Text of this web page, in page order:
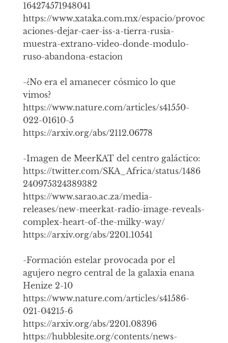
164274571948041
https://www.xataka.com.mx/espacio/provoc
aciones-dejar-caer-iss-a-tierra-rusia-
muestra-extrano-video-donde-modulo-
ruso-abandona-estacion
-¿No era el amanecer cósmico lo que
vimos?
https://www.nature.com/articles/s41550-
022-01610-5
https://arxiv.org/abs/2112.06778
-Imagen de MeerKAT del centro galáctico:
https://twitter.com/SKA_Africa/status/1486
240975324389382
https://www.sarao.ac.za/media-
releases/new-meerkat-radio-image-reveals-
complex-heart-of-the-milky-way/
https://arxiv.org/abs/2201.10541
-Formación estelar provocada por el
agujero negro central de la galaxia enana
Henize 2-10
https://www.nature.com/articles/s41586-
021-04215-6
https://arxiv.org/abs/2201.08396
https://hubblesite.org/contents/news-